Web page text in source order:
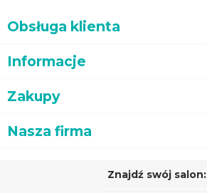
Obsługa klienta
Informacje
Zakupy
Nasza firma
Znajdź swój salon: